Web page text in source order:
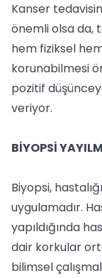
Kanser
önemli olsa da,
hem fiziksel
korunabilmesi
pozitif
veriyor.
BİYOPSİ
Biyopsi,
uygulamadır.
yapıldığında
dair korkular
bilimsel